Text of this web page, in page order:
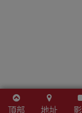
頂部 地址